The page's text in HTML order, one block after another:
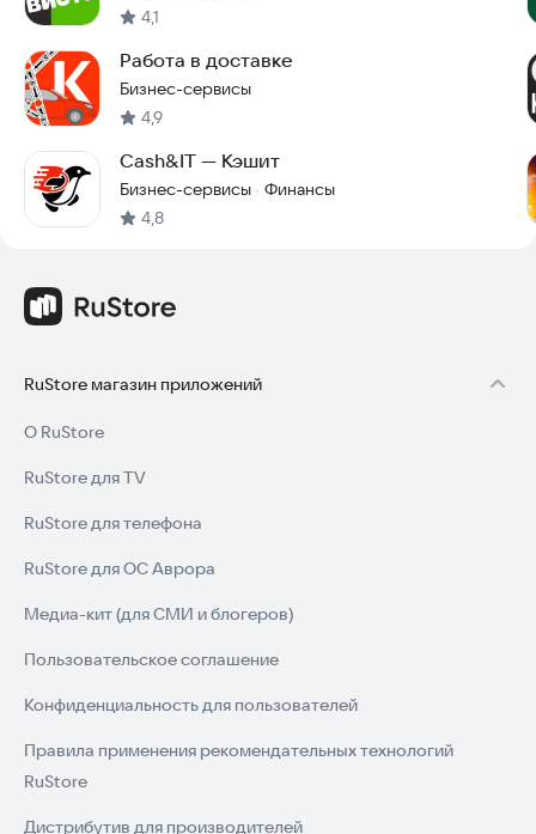
4,1
Работа в доставке
Бизнес-сервисы
4,9
Cash&IT — Кэшит
Бизнес-сервисы · Финансы
4,8
RuStore магазин приложений
О RuStore
RuStore для TV
RuStore для телефона
RuStore для ОС Аврора
Медиа-кит (для СМИ и блогеров)
Пользовательское соглашение
Конфиденциальность для пользователей
Правила применения рекомендательных технологий
RuStore
Дистрибутив для производителей